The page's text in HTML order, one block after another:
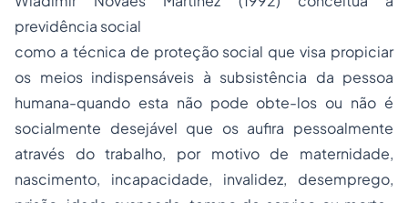
previdência social
como a técnica de proteção social que visa propiciar
os meios indispensáveis à subsistência da pessoa
humana-quando esta não pode obte-los ou não é
socialmente desejável que os aufira pessoalmente
através do trabalho, por motivo de maternidade,
nascimento, incapacidade, invalidez, desemprego,